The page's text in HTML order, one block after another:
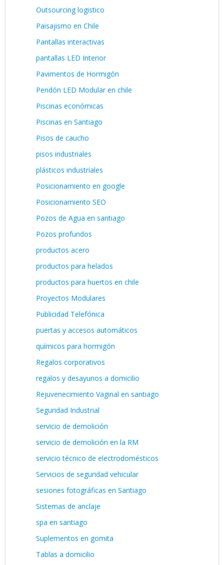
Outsourcing logistico
Paisajismo en Chile
Pantallas interactivas
pantallas LED Interior
Pavimentos de Hormigón
Pendón LED Modular en chile
Piscinas económicas
Piscinas en Santiago
Pisos de caucho
pisos industriales
plásticos industriales
Posicionamiento en google
Posicionamiento SEO
Pozos de Agua en santiago
Pozos profundos
productos acero
productos para helados
productos para huertos en chile
Proyectos Modulares
Publicidad Telefónica
puertas y accesos automáticos
químicos para hormigón
Regalos corporativos
regalos y desayunos a domicilio
Rejuvenecimiento Vaginal en santiago
Seguridad Industrial
servicio de demolición
servicio de demolición en la RM
servicio técnico de electrodomésticos
Servicios de seguridad vehicular
sesiones fotográficas en Santiago
Sistemas de anclaje
spa en santiago
Suplementos en gomita
Tablas a domicilio